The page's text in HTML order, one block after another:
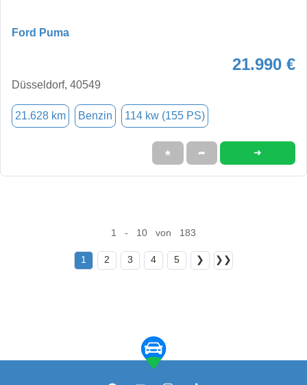
Ford Puma
21.990 €
Düsseldorf, 40549
21.628 km Benzin 114 kw (155 PS)
★ ➦ ➜
1 - 10 von 183
1 2 3 4 5 ❯ ❯❯